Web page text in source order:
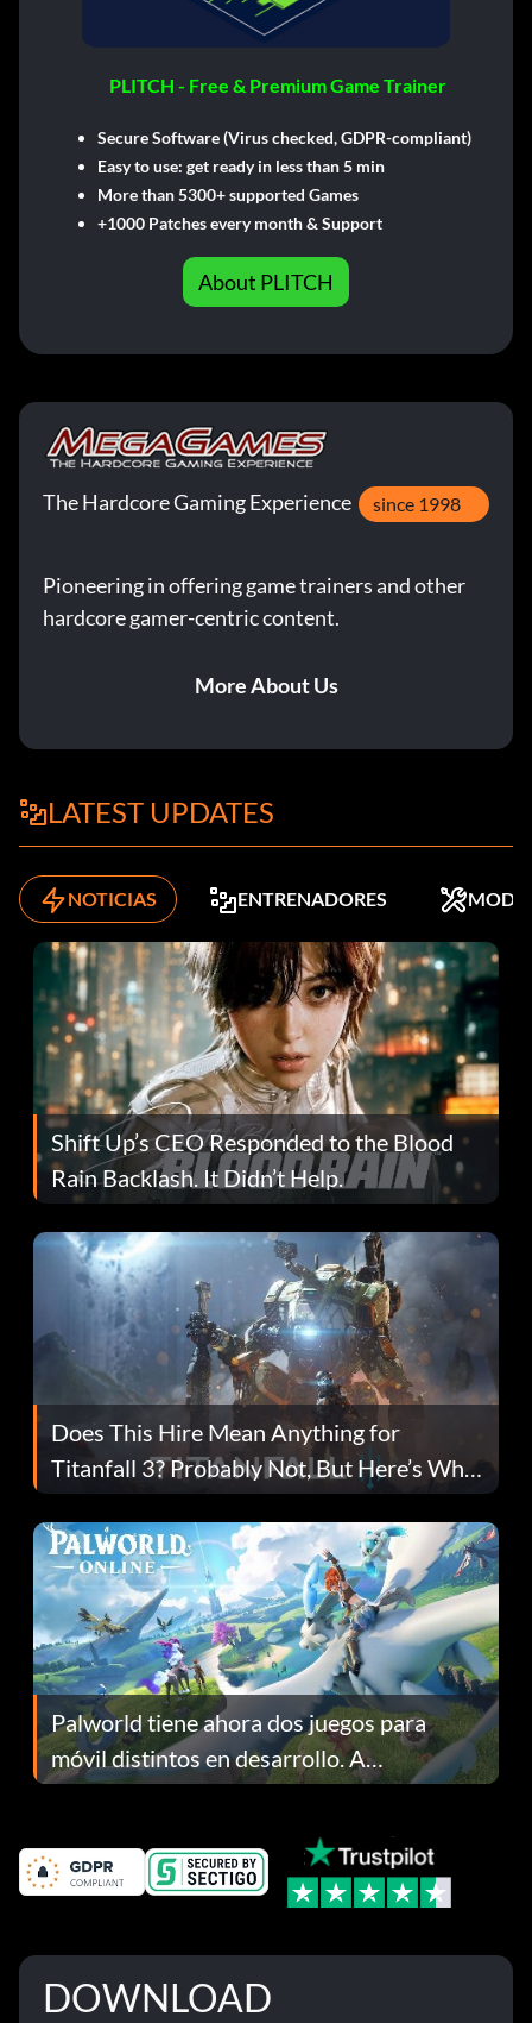
PLITCH - Free & Premium Game Trainer
Secure Software (Virus checked, GDPR-compliant)
Easy to use: get ready in less than 5 min
More than 5300+ supported Games
+1000 Patches every month & Support
About PLITCH
The Hardcore Gaming Experience since 1998
Pioneering in offering game trainers and other
hardcore gamer-centric content.
More About Us
LATEST UPDATES
NOTICIAS ENTRENADORES MODS
Shift Up’s CEO Responded to the Blood
Rain Backlash. It Didn’t Help.
Does This Hire Mean Anything for
Titanfall 3? Probably Not, But Here’s Why
Fans Are Hopeful
Palworld tiene ahora dos juegos para
móvil distintos en desarrollo. A
continuación te explicamos por qué.
DOWNLOAD